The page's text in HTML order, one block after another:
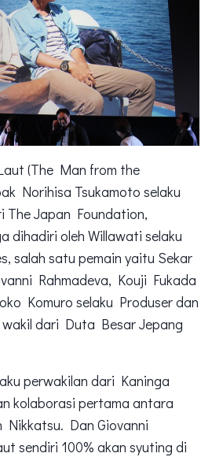
(The Man from the
Norihisa Tsukamoto selaku
The Japan Foundation,
dihadiri oleh Willawati selaku
salah satu pemain yaitu Sekar
Rahmadeva, Kouji Fukada
Komuro selaku Produser dan
wakil dari Duta Besar Jepang
perwakilan dari Kaninga
kolaborasi pertama antara
Dan Giovanni
sendiri 100% akan syuting di